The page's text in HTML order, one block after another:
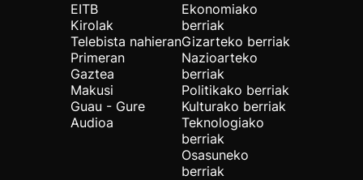
EITB
Kirolak
Telebista nahieran
Primeran
Gaztea
Makusi
Guau - Gure
Audioa
Ekonomiako
berriak
Gizarteko berriak
Nazioarteko
berriak
Politikako berriak
Kulturako berriak
Teknologiako
berriak
Osasuneko
berriak